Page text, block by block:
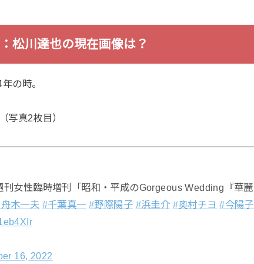
松川達也の現在画像は？
の時。
写真2枚目）
女性臨時増刊「昭和・平成のGorgeous Wedding『華麗
木一夫 #千葉真一 #野際陽子 #浜圭介 #奥村チヨ #今陽子
16, 2022